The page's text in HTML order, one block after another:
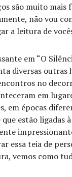
são muito
não vou
a leitura de
em “O
diversas outras
no
em
em épocas
estão ligadas
essa teia de
vemos como